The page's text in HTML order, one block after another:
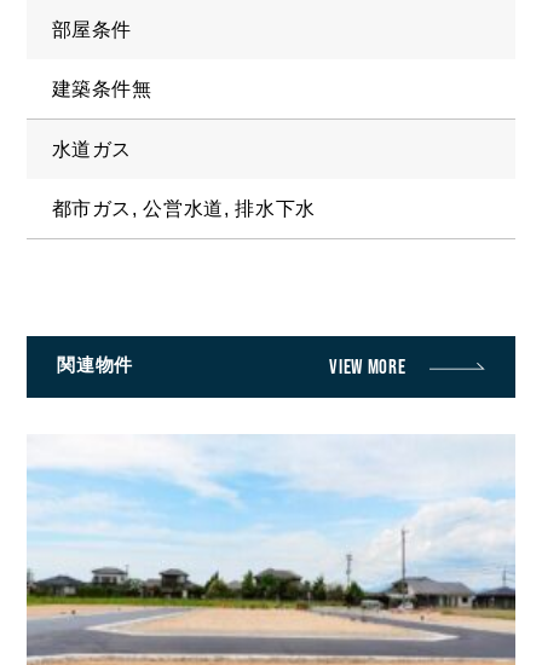
部屋条件
建築条件無
水道ガス
都市ガス, 公営水道, 排水下水
関連物件 VIEW MORE